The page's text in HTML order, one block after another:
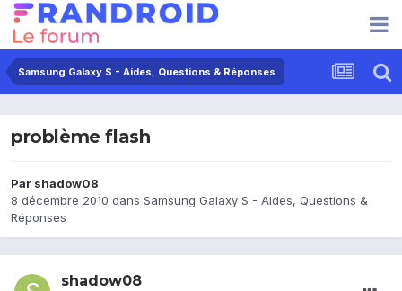
Samsung Galaxy S - Aides, Questions & Réponses
problème flash
Par shadow08
8 décembre 2010 dans Samsung Galaxy S - Aides, Questions &
Réponses
shadow08